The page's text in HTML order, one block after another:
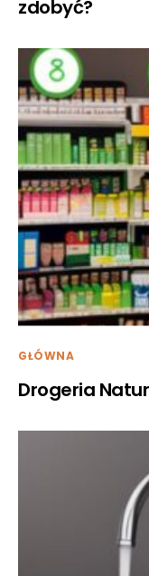
zdobyć?
GŁÓWNA
Drogeria